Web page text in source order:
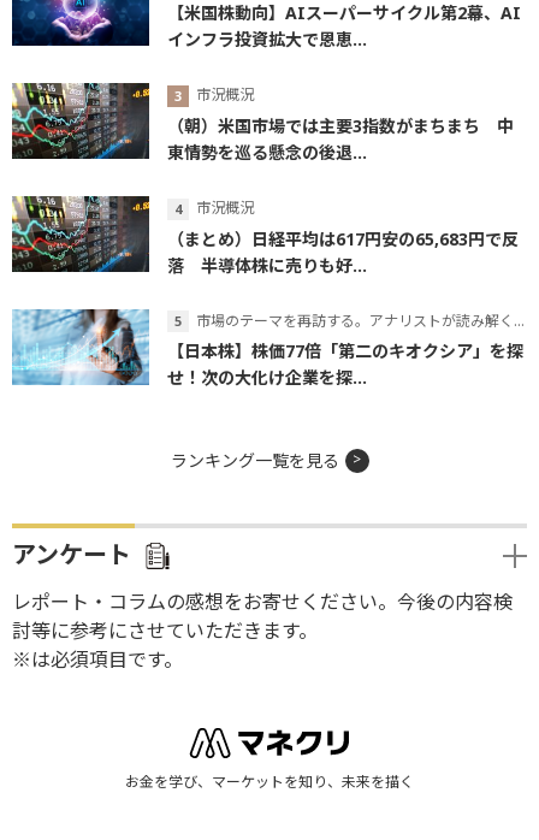
【米国株動向】AIスーパーサイクル第2幕、AI
インフラ投資拡大で恩恵...
市況概況
（朝）米国市場では主要3指数がまちまち 中
東情勢を巡る懸念の後退...
市況概況
（まとめ）日経平均は617円安の65,683円で反
落 半導体株に売りも好...
市場のテーマを再訪する。アナリストが読み解くテーマの本質
【日本株】株価77倍「第二のキオクシア」を探
せ！次の大化け企業を探...
ランキング一覧を見る
アンケート
レポート・コラムの感想をお寄せください。今後の内容検
討等に参考にさせていただきます。
※は必須項目です。
お金を学び、マーケットを知り、未来を描く